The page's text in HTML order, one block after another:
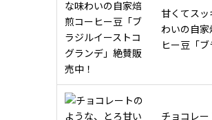
甘くてス
わいの自
ヒー豆「ブ
チョコレー